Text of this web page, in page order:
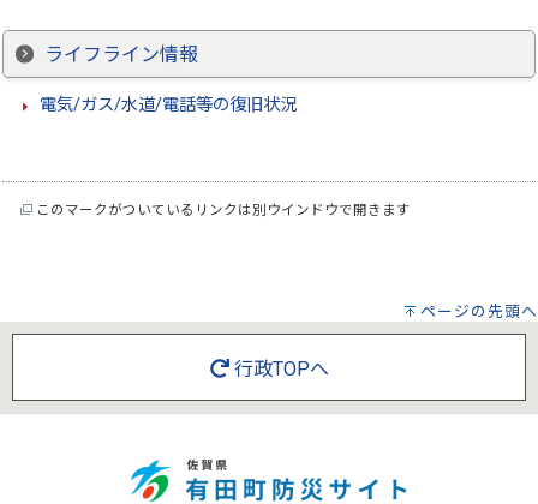
ライフライン情報
電気/ガス/水道/電話等の復旧状況
このマークがついているリンクは別ウインドウで開きます
ページの先頭へ
行政TOPへ